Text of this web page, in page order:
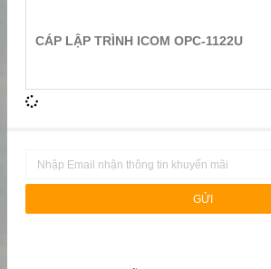
CÁP LẬP TRÌNH ICOM
CÁP LẬP TRÌNH ICOM OPC-1122U
CÁP LẬP TRÌNH ICOM OPC-1122U
Email
GỬI